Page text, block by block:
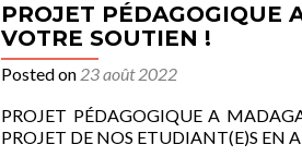
PROJET PÉDAGOGIQUE
VOTRE SOUTIEN !
Posted on 23 août 2022
PROJET PÉDAGOGIQUE A
PROJET DE NOS ETUDIANT(E)S EN